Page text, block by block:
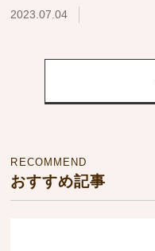
2023.07.04
RECOMMEND
おすすめ記事